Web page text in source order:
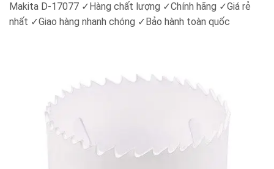
Makita D-17077 ✓ Hàng chất lượng ✓Chính hãng ✓Giá rẻ
nhất ✓Giao hàng nhanh chóng ✓ Bảo hành toàn quốc